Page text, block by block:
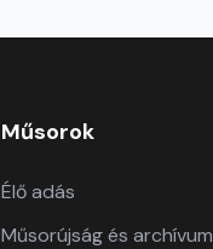
Műsorok
Élő adás
Műsorújság és archívum